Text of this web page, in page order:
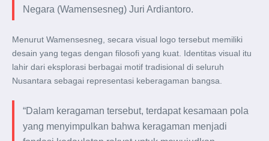
Negara (Wamensesneg) Juri Ardiantoro.
Menurut Wamensesneg, secara visual logo tersebut memiliki
desain yang tegas dengan filosofi yang kuat. Identitas visual itu
lahir dari eksplorasi berbagai motif tradisional di seluruh
Nusantara sebagai representasi keberagaman bangsa.
“Dalam keragaman tersebut, terdapat kesamaan pola
yang menyimpulkan bahwa keragaman menjadi